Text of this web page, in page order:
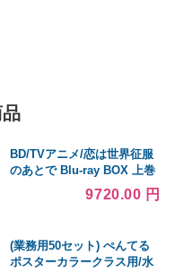
BD/TVアニメ/恋は世界征服
のあとで Blu-ray BOX 上巻
9720.00 円
(業務用50セット) ぺんてる
ポスターカラークラス用/水